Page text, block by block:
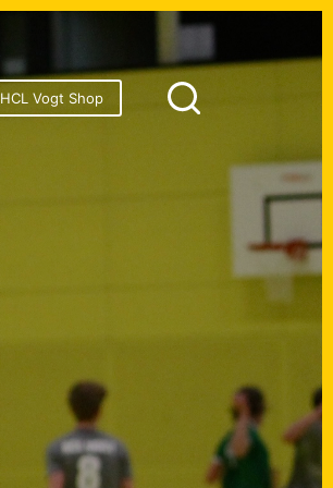
HCL Vogt Shop